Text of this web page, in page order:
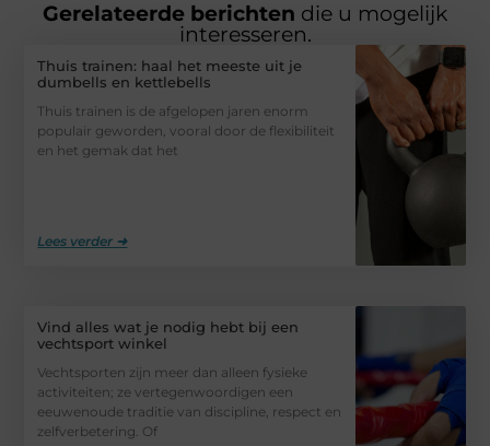
Gerelateerde berichten die u mogelijk
interesseren.
Thuis trainen: haal het meeste uit je
dumbells en kettlebells
Thuis trainen is de afgelopen jaren enorm
populair geworden, vooral door de flexibiliteit
en het gemak dat het
Lees verder ➜
Vind alles wat je nodig hebt bij een
vechtsport winkel
Vechtsporten zijn meer dan alleen fysieke
activiteiten; ze vertegenwoordigen een
eeuwenoude traditie van discipline, respect en
zelfverbetering. Of